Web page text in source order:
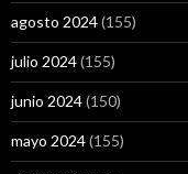
agosto 2024(155)
julio 2024(155)
junio 2024(150)
mayo 2024(155)